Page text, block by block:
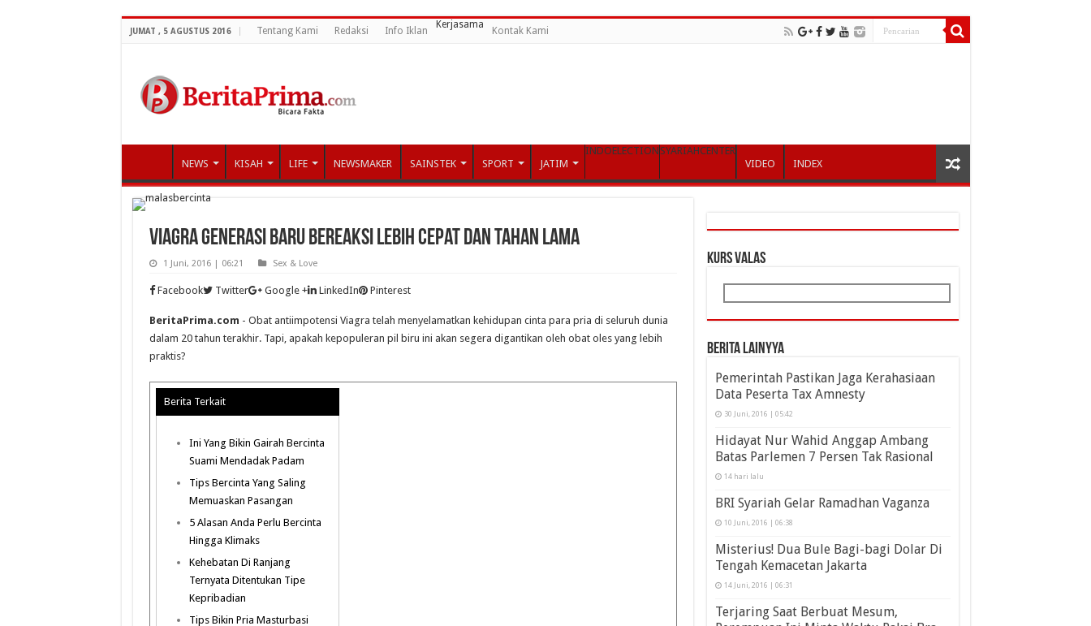
JUMAT , 5 AGUSTUS 2016 Tentang Kami Redaksi Info Iklan
Kerjasama
Kontak Kami
NEWS KISAH LIFE NEWSMAKER SAINSTEK SPORT JATIM
INDOELECTION SYARIAHCENTER
VIDEO
INDEX
Viagra Generasi Baru Bereaksi Lebih Cepat Dan Tahan Lama
1 Juni, 2016 | 06:21 Sex & Love
Facebook Twitter Google + LinkedIn Pinterest
BeritaPrima.com - Obat antiimpotensi Viagra telah menyelamatkan kehidupan cinta para pria di seluruh dunia
dalam 20 tahun terakhir. Tapi, apakah kepopuleran pil biru ini akan segera digantikan oleh obat oles yang lebih
praktis?
Berita Terkait
Ini Yang Bikin Gairah Bercinta
Suami Mendadak Padam
Tips Bercinta Yang Saling
Memuaskan Pasangan
5 Alasan Anda Perlu Bercinta
Hingga Klimaks
Kehebatan Di Ranjang
Ternyata Ditentukan Tipe
Kepribadian
Tips Bikin Pria Masturbasi
KURS VALAS
Berita Lainyya
Pemerintah Pastikan Jaga Kerahasiaan
Data Peserta Tax Amnesty
30 Juni, 2016 | 05:42
Hidayat Nur Wahid Anggap Ambang
Batas Parlemen 7 Persen Tak Rasional
14 hari lalu
BRI Syariah Gelar Ramadhan Vaganza
10 Juni, 2016 | 06:38
Misterius! Dua Bule Bagi-bagi Dolar Di
Tengah Kemacetan Jakarta
14 Juni, 2016 | 06:31
Terjaring Saat Berbuat Mesum,